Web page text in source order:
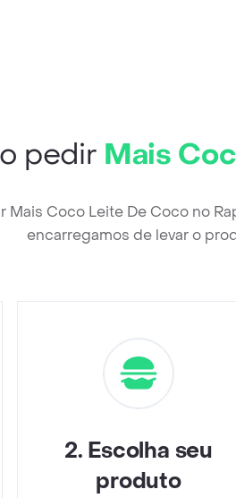
pedir Mais
Mais Coco Leite De Coco no
encarregamos de levar o
2. Escolha seu
produto